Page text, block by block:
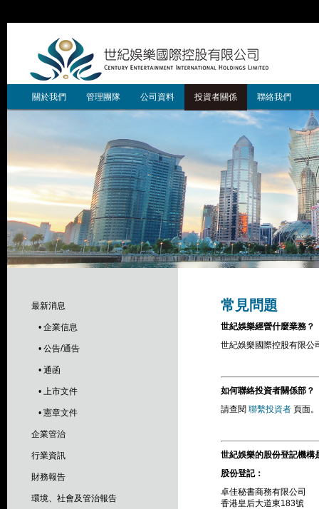
關於我們 管理團隊 公司資料 投資者關係 聯絡我們
最新消息
• 企業信息
• 公告/通告
• 通函
• 上市文件
• 憲章文件
企業管治
行業資訊
財務報告
環境、社會及管治報告
常見問題
世紀娛樂經營什麼業務？
世紀娛樂國際控股有限公
如何聯絡投資者關係部？
請查閱 聯繫投資者 頁面。
世紀娛樂的股份登記機構
股份登記：
卓佳秘書商務有限公司
香港皇后大道東183號